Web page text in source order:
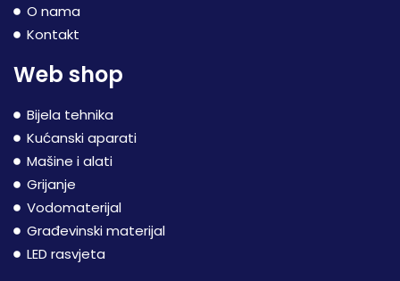
O nama
Kontakt
Web shop
Bijela tehnika
Kućanski aparati
Mašine i alati
Grijanje
Vodomaterijal
Građevinski materijal
LED rasvjeta